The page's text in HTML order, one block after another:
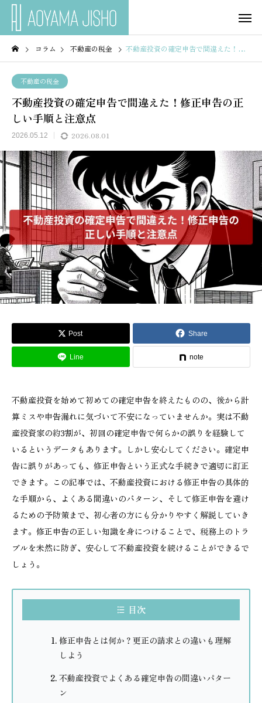
コラム 不動産の税金 不動産投資の確定申告で間違えた！修正申告の正しい手順と注意点
不動産の税金
不動産投資の確定申告で間違えた！修正申告の正
しい手順と注意点
2026.05.12 2026.08.01
Post Share
Line note
不動産投資を始めて初めての確定申告を終えたものの、後から計
算ミスや申告漏れに気づいて不安になっていませんか。実は不動
産投資家の約3割が、初回の確定申告で何らかの誤りを経験して
いるというデータもあります。しかし安心してください。確定申
告に誤りがあっても、修正申告という正式な手続きで適切に訂正
できます。この記事では、不動産投資における修正申告の具体的
な手順から、よくある間違いのパターン、そして修正申告を避け
るための予防策まで、初心者の方にも分かりやすく解説していき
ます。修正申告の正しい知識を身につけることで、税務上のトラ
ブルを未然に防ぎ、安心して不動産投資を続けることができるで
しょう。
目次
修正申告とは何か？更正の請求との違いも理解
しよう
不動産投資でよくある確定申告の間違いパター
ン